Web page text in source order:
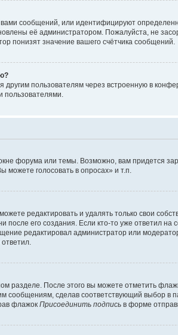
сообщений, или идентифицируют
её администратором. Пожалуйста, не
понизят значение вашего счётчика сообщений.
другим пользователям через встроенную в
пользователями.
форума или темы. Возможно, вам придется
голосовать в опросах» и т.п.
редактировать и удалять только свои
после его создания. Если кто-то уже ответил
редактировал администратор или
разделе. После этого вы можете отметить
сообщениям, сделав соответствующий выбор
флажок Присоединить подпись в форме